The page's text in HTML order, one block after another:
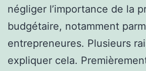
négliger l’importance de la
budgétaire, notamment
entrepreneures. Plusieurs
expliquer cela.